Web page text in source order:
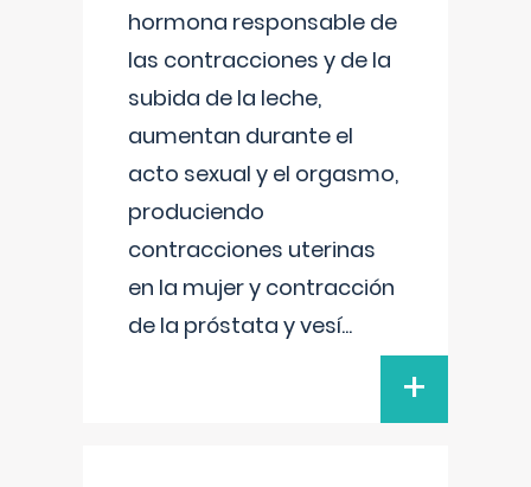
hormona responsable de
las contracciones y de la
subida de la leche,
aumentan durante el
acto sexual y el orgasmo,
produciendo
contracciones uterinas
en la mujer y contracción
de la próstata y vesí...
+